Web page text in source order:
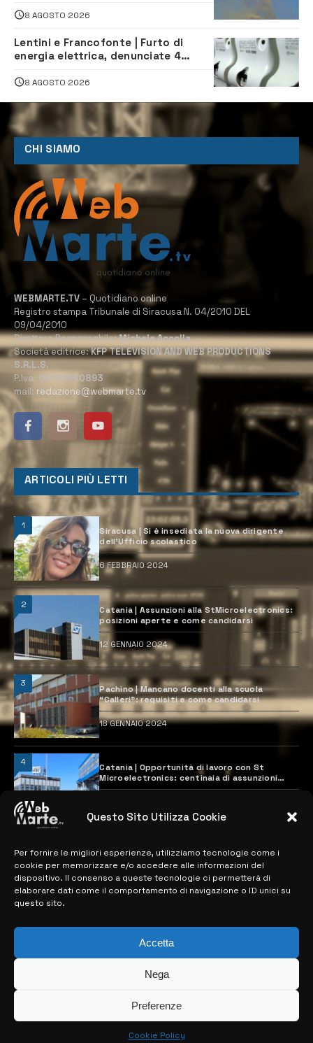
Questo Sito Utilizza Cookie
Per fornire le migliori esperienze, utilizziamo tecnologie come i
cookie per memorizzare e/o accedere alle informazioni del
dispositivo. Il consenso a queste tecnologie ci permetterà di
elaborare dati come il comportamento di navigazione o ID unici su
questo sito.
Accetta
Nega
Preferenze
Cookie Policy
8 AGOSTO 2026
Lentini e Francofonte | Furto di
energia elettrica, denunciate 4
8 AGOSTO 2026
CHI SIAMO
WEBMARTE.TV – Quotidiano online
Registro stampa Tribunale di Siracusa N. 04/2010 DEL
09/04/2010
Direttore Responsabile:Michele Accolla
Società editrice:KFP TELEVISION AND WEB PRODUCTIONS
S.R.L.S.
P.Iva: 02184950893
mail: redazione@webmarte.tv
ARTICOLI PIÙ LETTI
1
Siracusa | Si è insediata la nuova dirigente
dell’Ufficio scolastico
6 FEBBRAIO 2024
2
Catania | Assunzioni alla StMicroelectronics:
posizioni aperte e come candidarsi
12 GENNAIO 2024
3
Pachino | Mancano docenti alla scuola
“Calleri”: requisiti e come candidarsi
18 GENNAIO 2024
4
Catania | Opportunità di lavoro con St
Microelectronics: centinaia di assunzioni
previste
MAPPA DEL SITO
> NOTIZIE